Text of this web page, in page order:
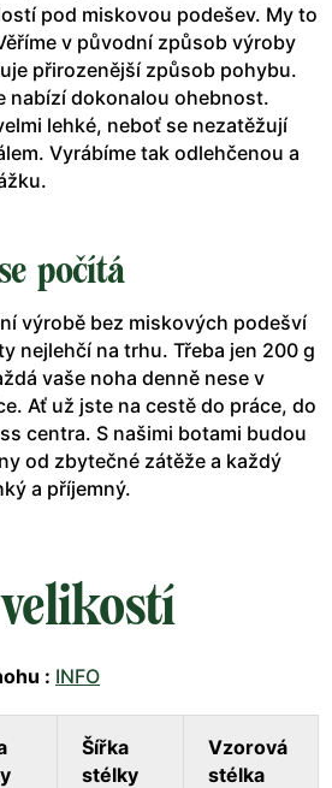
pod miskovou podešev. My to
v původní způsob výroby
přirozenější způsob pohybu.
nabízí dokonalou ohebnost.
lehké, neboť se nezatěžují
Vyrábíme tak odlehčenou a
počítá
výrobě bez miskových podešví
nejlehčí na trhu. Třeba jen 200 g
vaše noha denně nese v
Ať už jste na cestě do práce, do
centra. S našimi botami budou
od zbytečné zátěže a každý
a příjemný.
: INFO
Šířka
stélky
Vzorová
stélka